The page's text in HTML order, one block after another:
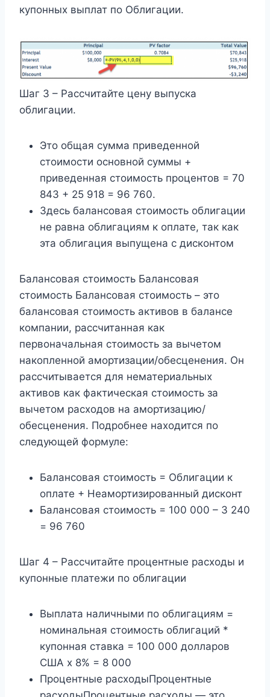
купонных выплат по Облигации.
Шаг 3 – Рассчитайте цену выпуска
облигации.
Это общая сумма приведенной
стоимости основной суммы +
приведенная стоимость процентов = 70
843 + 25 918 = 96 760.
Здесь балансовая стоимость облигации
не равна облигациям к оплате, так как
эта облигация выпущена с дисконтом
Балансовая стоимость Балансовая
стоимость Балансовая стоимость – это
балансовая стоимость активов в балансе
компании, рассчитанная как
первоначальная стоимость за вычетом
накопленной амортизации/обесценения. Он
рассчитывается для нематериальных
активов как фактическая стоимость за
вычетом расходов на амортизацию/
обесценения. Подробнее находится по
следующей формуле:
Балансовая стоимость = Облигации к
оплате + Неамортизированный дисконт
Балансовая стоимость = 100 000 – 3 240
= 96 760
Шаг 4 – Рассчитайте процентные расходы и
купонные платежи по облигации
Выплата наличными по облигациям =
номинальная стоимость облигаций *
купонная ставка = 100 000 долларов
США x 8% = 8 000
Процентные расходыПроцентные